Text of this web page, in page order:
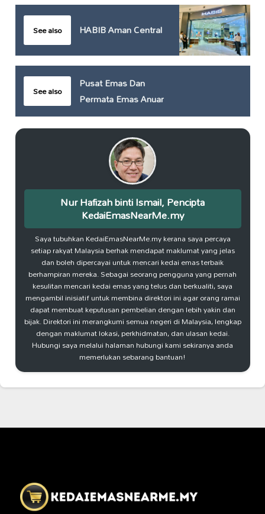
See also HABIB Aman Central
See also
Pusat Emas Dan
Permata Emas Anuar
Nur Hafizah binti Ismail, Pencipta
KedaiEmasNearMe.my
Saya tubuhkan KedaiEmasNearMe.my kerana saya percaya
setiap rakyat Malaysia berhak mendapat maklumat yang jelas
dan boleh dipercayai untuk mencari kedai emas terbaik
berhampiran mereka. Sebagai seorang pengguna yang pernah
kesulitan mencari kedai emas yang telus dan berkualiti, saya
mengambil inisiatif untuk membina direktori ini agar orang ramai
dapat membuat keputusan pembelian dengan lebih yakin dan
bijak. Direktori ini merangkumi semua negeri di Malaysia, lengkap
dengan maklumat lokasi, perkhidmatan, dan ulasan kedai.
Hubungi saya melalui halaman hubungi kami sekiranya anda
memerlukan sebarang bantuan!